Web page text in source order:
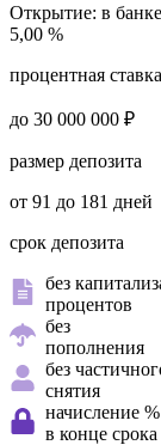
Открытие: в банке
5,00 %
процентная ставка
до 30 000 000 ₽
размер депозита
от 91 до 181 дней
срок депозита
без
процентов
без
пополнения
без
снятия
начисление %
в конце срока